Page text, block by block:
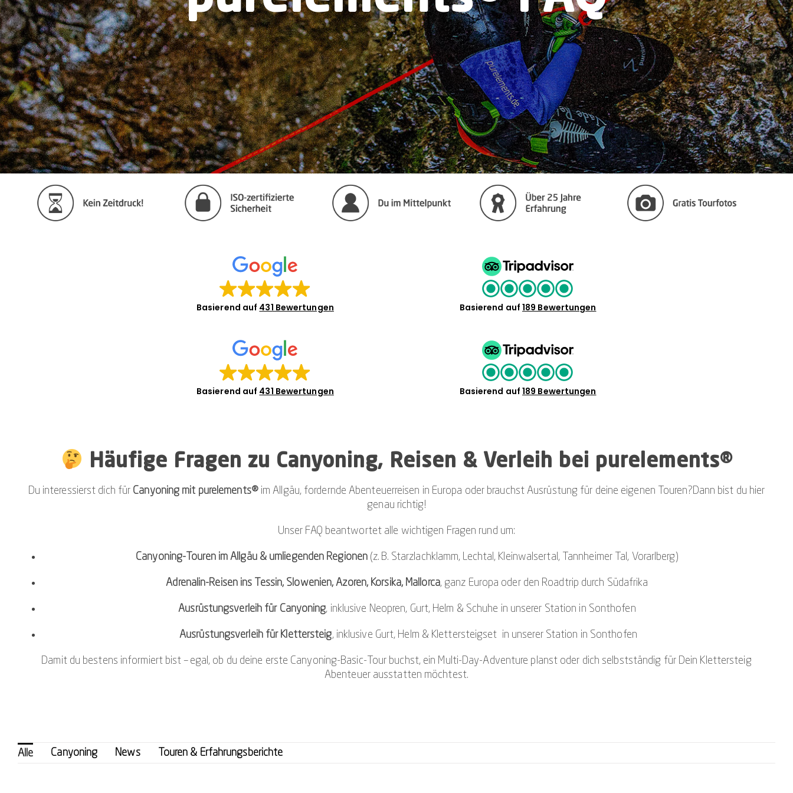
Basierend auf 431 Bewertungen
Basierend auf 431 Bewertungen
Basierend auf 189 Bewertungen
Basierend auf 189 Bewertungen
Häufige Fragen zu Canyoning, Reisen & Verleih bei purelements®
Du interessierst dich für Canyoning mit purelements®im Allgäu, fordernde Abenteuerreisen in Europa oder brauchst Ausrüstung für deine eigenen Touren?Dann bist du hier
genau richtig!
Unser FAQ beantwortet alle wichtigen Fragen rund um:
Canyoning-Touren im Allgäu & umliegenden Regionen (z. B. Starzlachklamm, Lechtal, Kleinwalsertal, Tannheimer Tal, Vorarlberg)
Adrenalin-Reisen ins Tessin, Slowenien, Azoren, Korsika, Mallorca, ganz Europa oder den Roadtrip durch Südafrika
Ausrüstungsverleih für Canyoning, inklusive Neopren, Gurt, Helm & Schuhe in unserer Station in Sonthofen
Ausrüstungsverleih für Klettersteig, inklusive Gurt, Helm & Klettersteigset in unserer Station in Sonthofen
Damit du bestens informiert bist – egal, ob du deine erste Canyoning-Basic-Tour buchst, ein Multi-Day-Adventure planst oder dich selbstständig für Dein Klettersteig
Abenteuer ausstatten möchtest.
Alle Canyoning News Touren & Erfahrungsberichte